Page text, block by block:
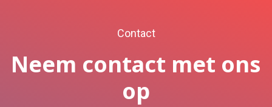
Contact
Neem contact met ons
op